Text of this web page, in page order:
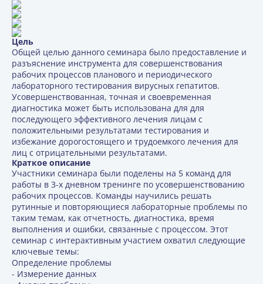
Цель
Общей целью данного семинара было предоставление и
разъяснение инструмента для совершенствования
рабочих процессов планового и периодического
лабораторного тестирования вирусных гепатитов.
Усовершенствованная, точная и своевременная
диагностика может быть использована для для
последующего эффективного лечения лицам с
положительными результатами тестирования и
избежание дорогостоящего и трудоемкого лечения для
лиц с отрицательными результатами.
Краткое описание
Участники семинара были поделены на 5 команд для
работы в 3-х дневном тренинге по усовершенствованию
рабочих процессов. Команды научились решать
рутинные и повторяющиеся лабораторные проблемы по
таким темам, как отчетность, диагностика, время
выполнения и ошибки, связанные с процессом. Этот
семинар с интерактивным участием охватил следующие
ключевые темы:
Определение проблемы
- Измерение данных